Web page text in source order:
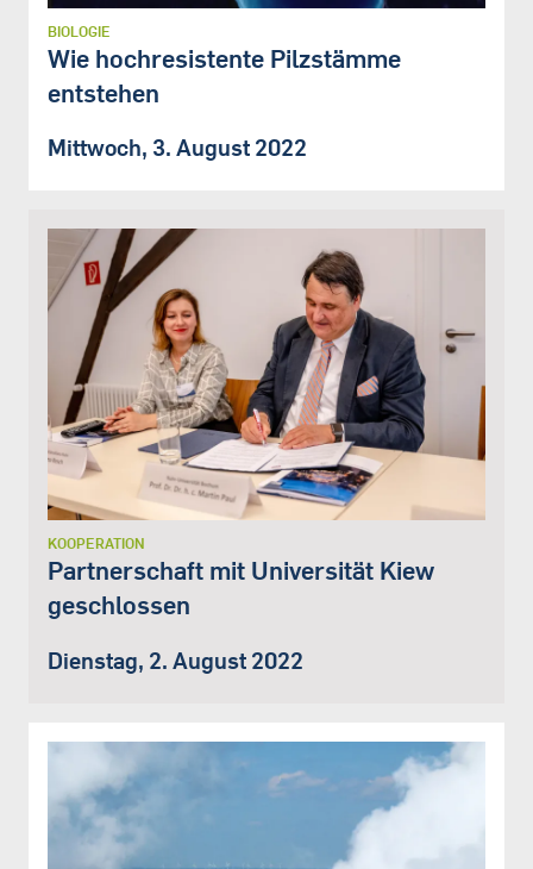
BIOLOGIE
Wie hochresistente Pilzstämme
entstehen
Mittwoch, 3. August 2022
KOOPERATION
Partnerschaft mit Universität Kiew
geschlossen
Dienstag, 2. August 2022